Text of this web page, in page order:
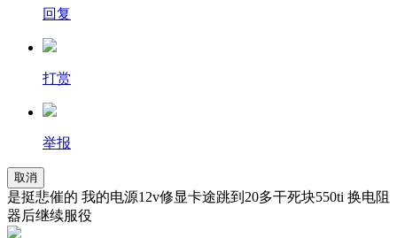
回复
打赏
举报
取消
是挺悲催的 我的电源12v修显卡途跳到20多干死块550ti 换电阻
器后继续服役